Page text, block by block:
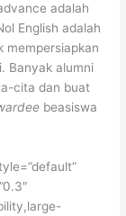
adalah
English adalah
mempersiapkan
Banyak alumni
cita dan buat
beasiswa